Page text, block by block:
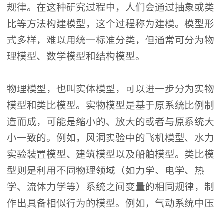
规律。在这种研究过程中，人们会通过抽象或类
比等方法构建模型，这个过程称为建模。模型形
式多样，难以用统一标准分类，但通常可分为物
理模型、数学模型和结构模型。
物理模型，也叫实体模型，可以进一步分为实物
模型和类比模型。实物模型是基于原系统比例制
造而成，可能是缩小的、放大的或者与原系统大
小一致的。例如，风洞实验中的飞机模型、水力
实验装置模型、建筑模型以及船舶模型。类比模
型则是利用不同物理领域（如力学、电学、热
学、流体力学等）系统之间变量的相同规律，制
作出具备相似行为的模型。例如，气动系统中压